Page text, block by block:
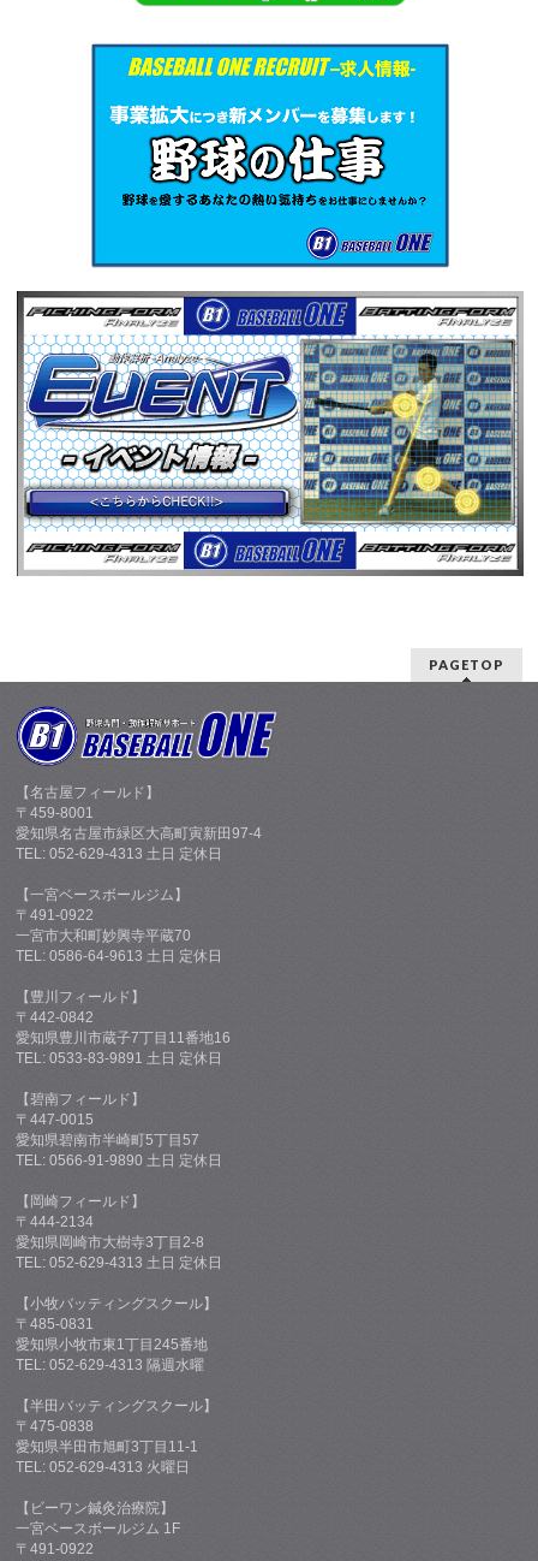
PAGETOP
【名古屋フィールド】
〒459-8001
愛知県名古屋市緑区大高町寅新田97-4
TEL: 052-629-4313 土日 定休日
【一宮ベースボールジム】
〒491-0922
一宮市大和町妙興寺平蔵70
TEL: 0586-64-9613 土日 定休日
【豊川フィールド】
〒442-0842
愛知県豊川市蔵子7丁目11番地16
TEL: 0533-83-9891 土日 定休日
【碧南フィールド】
〒447-0015
愛知県碧南市半崎町5丁目57
TEL: 0566-91-9890 土日 定休日
【岡崎フィールド】
〒444-2134
愛知県岡崎市大樹寺3丁目2-8
TEL: 052-629-4313 土日 定休日
【小牧バッティングスクール】
〒485-0831
愛知県小牧市東1丁目245番地
TEL: 052-629-4313 隔週水曜
【半田バッティングスクール】
〒475-0838
愛知県半田市旭町3丁目11-1
TEL: 052-629-4313 火曜日
【ビーワン鍼灸治療院】
一宮ベースボールジム 1F
〒491-0922